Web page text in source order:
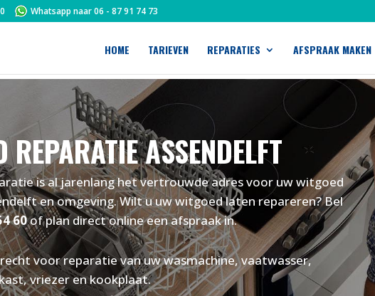
Whatsapp naar06 - 87 91 74 73
HOME TARIEVEN REPARATIES AFSPRAAK MAKEN
REPARATIE ASSENDELFT
is al jarenlang het vertrouwde adres voor uw witgoed
en omgeving. Wilt u uw witgoed laten repareren? Bel
60of plan direct online een afspraak in.
voor reparatie van uw wasmachine, vaatwasser,
vriezer en kookplaat.